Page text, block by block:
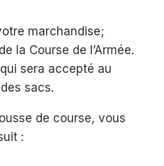
marchandise;
la Course de l’Armée.
qui sera accepté au
sacs.
de course, vous
: